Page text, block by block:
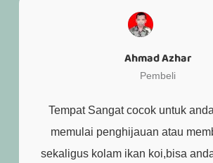
Ahmad Azhar
Pembeli
Tempat Sangat cocok untuk
memulai penghijauan atau
sekaligus kolam ikan koi,bisa